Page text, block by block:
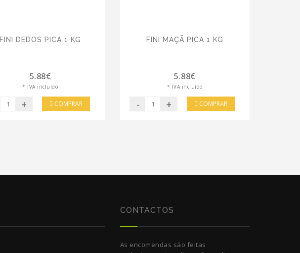
FINI DEDOS PICA 1 KG
5.88€
* IVA incluído
+ COMPRAR
FINI MAÇÃ PICA 1 KG
5.88€
* IVA incluído
- + COMPRAR
CONTACTOS
As encomendas são feitas